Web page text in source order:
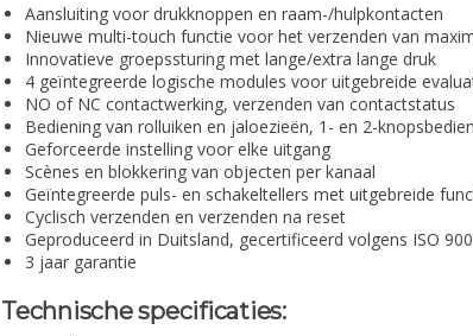
Aansluiting voor drukknoppen en raam-/hulpkontacten
Nieuwe multi-touch functie voor het verzenden van
Innovatieve groepssturing met lange/extra lange druk
4 geïntegreerde logische modules voor uitgebreide
NO of NC contactwerking, verzenden van contactstatus
Bediening van rolluiken en jaloezieën, 1- en 2-
Geforceerde instelling voor elke uitgang
Scènes en blokkering van objecten per kanaal
Geïntegreerde puls- en schakeltellers met uitgebreide
Cyclisch verzenden en verzenden na reset
Geproduceerd in Duitsland, gecertificeerd volgens ISO
3 jaar garantie
Technische specificaties: